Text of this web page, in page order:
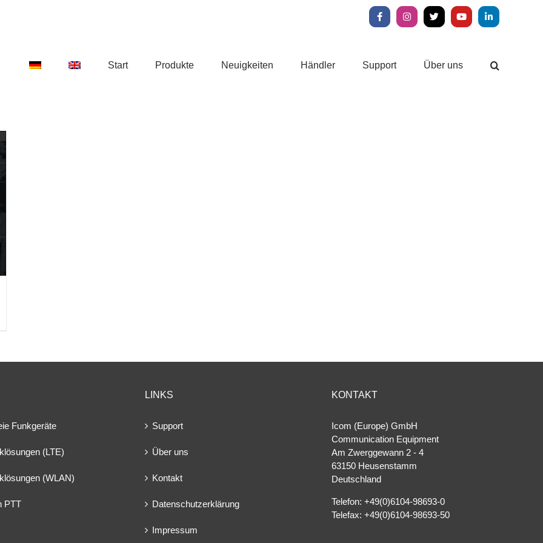
FacebookInstagram
X YouTubeLinkedIn
Start Produkte Neuigkeiten Händler Support Über uns
Funkgeräte
(LTE)
(WLAN)
PTT
LINKS
Support
Über uns
Kontakt
Datenschutzerklärung
Impressum
KONTAKT
Icom (Europe) GmbH
Communication Equipment
Am Zwerggewann 2 ‐ 4
63150 Heusenstamm
Deutschland
Telefon: +49(0)6104-98693-0
Telefax: +49(0)6104-98693-50